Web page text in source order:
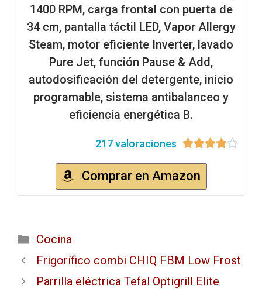
1400 RPM, carga frontal con puerta de
34 cm, pantalla táctil LED, Vapor Allergy
Steam, motor eficiente Inverter, lavado
Pure Jet, función Pause & Add,
autodosificación del detergente, inicio
programable, sistema antibalanceo y
eficiencia energética B.
217 valoraciones 
Comprar en Amazon
Cocina
Frigorífico combi CHIQ FBM Low Frost
Parrilla eléctrica Tefal Optigrill Elite